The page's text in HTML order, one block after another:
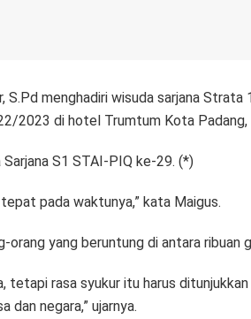
menghadiri wisuda sarjana
2023 di hotel Trumtum Kota
S1 STAI-PIQ ke-29. (*)
pada waktunya,” kata Maigus.
yang beruntung di antara ribuan
tetapi rasa syukur itu harus
negara,” ujarnya.